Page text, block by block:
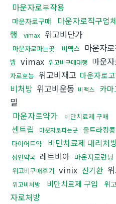
마운자로부작용
마운자로구매 마운자로직구업체
행
vimax 위고비단가
마운자로파는곳 비맥스 마운자
방 vimax 위고비구매대행 마운
자로효능 위고비재고 마운자로
비처방 위고비운동 비맥스 카마
밀
마운자로약가
비만치료제 구매
센트립 마운자로파는곳 울트라킹콩
다이어트약 비만치료제 대리처
성인약국 레트비아 마운자로런닝
위고비구매후기 vinix 신기환
위고비처방 비만치료제 구입 위
자로처방